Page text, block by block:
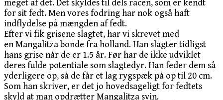
meget af det. Det skyldes til dels racen, som er kendt
for sit fedt. Men vores fodring har nok også haft
indflydelse på mængden af fedt.
Efter vi fik grisene slagtet, har vi skrevet med
en Mangalitza bonde fra holland. Han slagter tidligst
hans grise når de er 1.5 år. Før har de ikke udviklet
deres fulde potentiale som slagtedyr. Han feder dem så
yderligere op, så de får et lag rygspæk på op til 20 cm.
Som han skriver, er det jo hovedsageligt for fedtets
skyld at man opdrætter Mangalitza svin.